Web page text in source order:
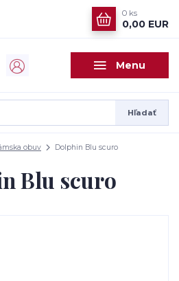
Menu
Hľadať
0 ks
0,00 EUR
obuv Dolphin Blu scuro
Blu scuro